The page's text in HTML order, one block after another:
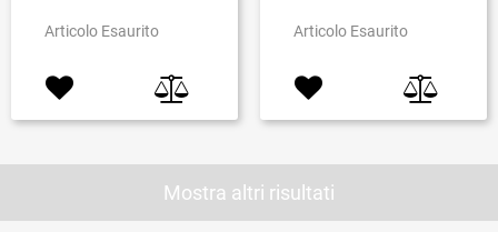
Articolo Esaurito Articolo Esaurito
Mostra altri risultati